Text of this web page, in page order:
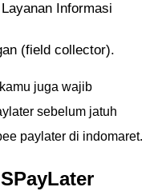
Informasi
(field collector).
juga wajib
sebelum jatuh
paylater di indomaret.